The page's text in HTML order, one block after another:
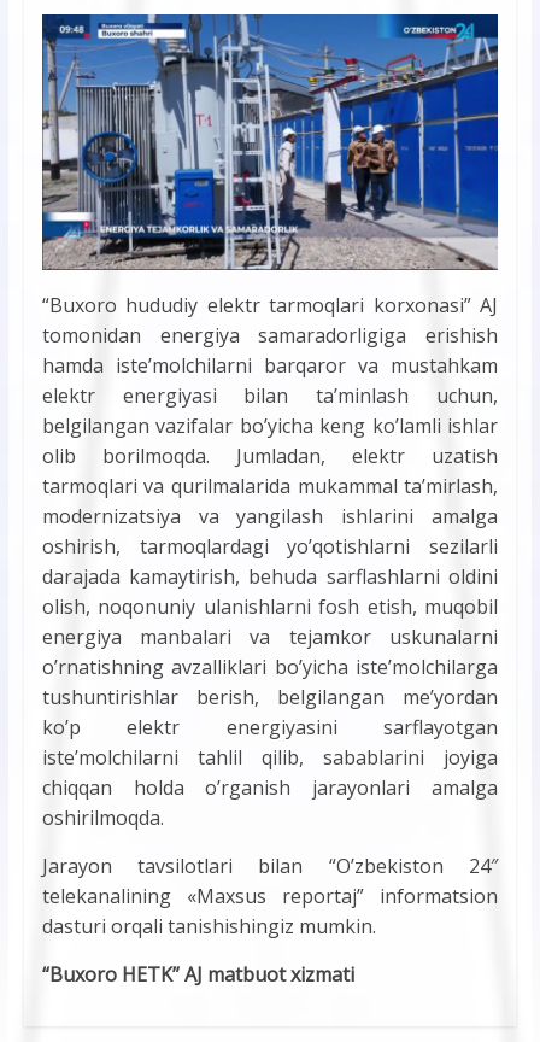
“Buxoro hududiy elektr tarmoqlari korxonasi” AJ
tomonidan energiya samaradorligiga erishish
hamda iste’molchilarni barqaror va mustahkam
elektr energiyasi bilan ta’minlash uchun,
belgilangan vazifalar bo’yicha keng ko’lamli ishlar
olib borilmoqda. Jumladan, elektr uzatish
tarmoqlari va qurilmalarida mukammal ta’mirlash,
modernizatsiya va yangilash ishlarini amalga
oshirish, tarmoqlardagi yo’qotishlarni sezilarli
darajada kamaytirish, behuda sarflashlarni oldini
olish, noqonuniy ulanishlarni fosh etish, muqobil
energiya manbalari va tejamkor uskunalarni
o’rnatishning avzalliklari bo’yicha iste’molchilarga
tushuntirishlar berish, belgilangan me’yordan
ko’p elektr energiyasini sarflayotgan
iste’molchilarni tahlil qilib, sabablarini joyiga
chiqqan holda o’rganish jarayonlari amalga
oshirilmoqda.
Jarayon tavsilotlari bilan “O’zbekiston 24″
telekanalining «Maxsus reportaj” informatsion
dasturi orqali tanishishingiz mumkin.
“Buxoro HETK” AJ matbuot xizmati